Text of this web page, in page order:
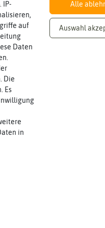
en
Familie die Samen per
allein die Samen, die
und vieles
für kluge Lösungen, die
IP-
auf
Daten
Die
Es
in
Alle
Auswahl